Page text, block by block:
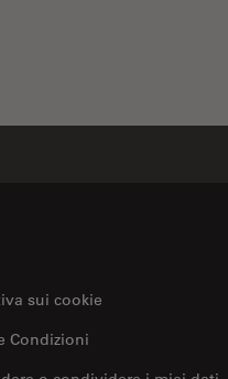
sui cookie
Condizioni